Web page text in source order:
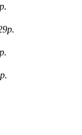
р.
р.
р.
р.